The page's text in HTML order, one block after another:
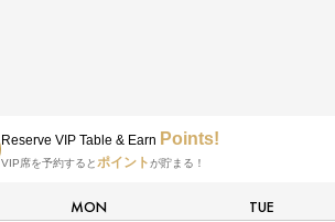
Reserve VIP Table & Earn Points!
VIP席を予約すると ポイント が貯まる！
MON TUE